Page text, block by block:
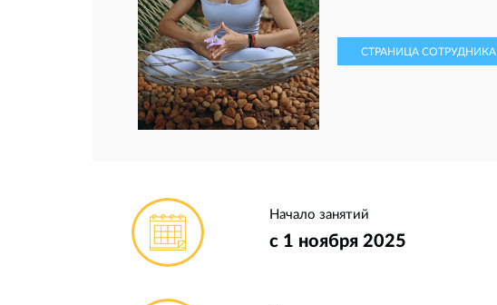
СТРАНИЦА СОТРУДНИКА
Начало занятий
с 1 ноября 2025